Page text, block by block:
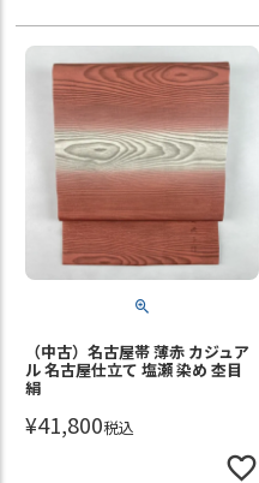
（中古）名古屋帯 薄赤 カジュア
ル 名古屋仕立て 塩瀬 染め 杢目
絹
¥41,800税込